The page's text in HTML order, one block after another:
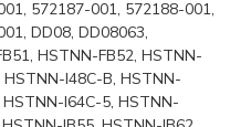
572187-001, 572188-001,
DD08, DD08063,
HSTNN-FB52, HSTNN-
I48C-B, HSTNN-
I64C-5, HSTNN-